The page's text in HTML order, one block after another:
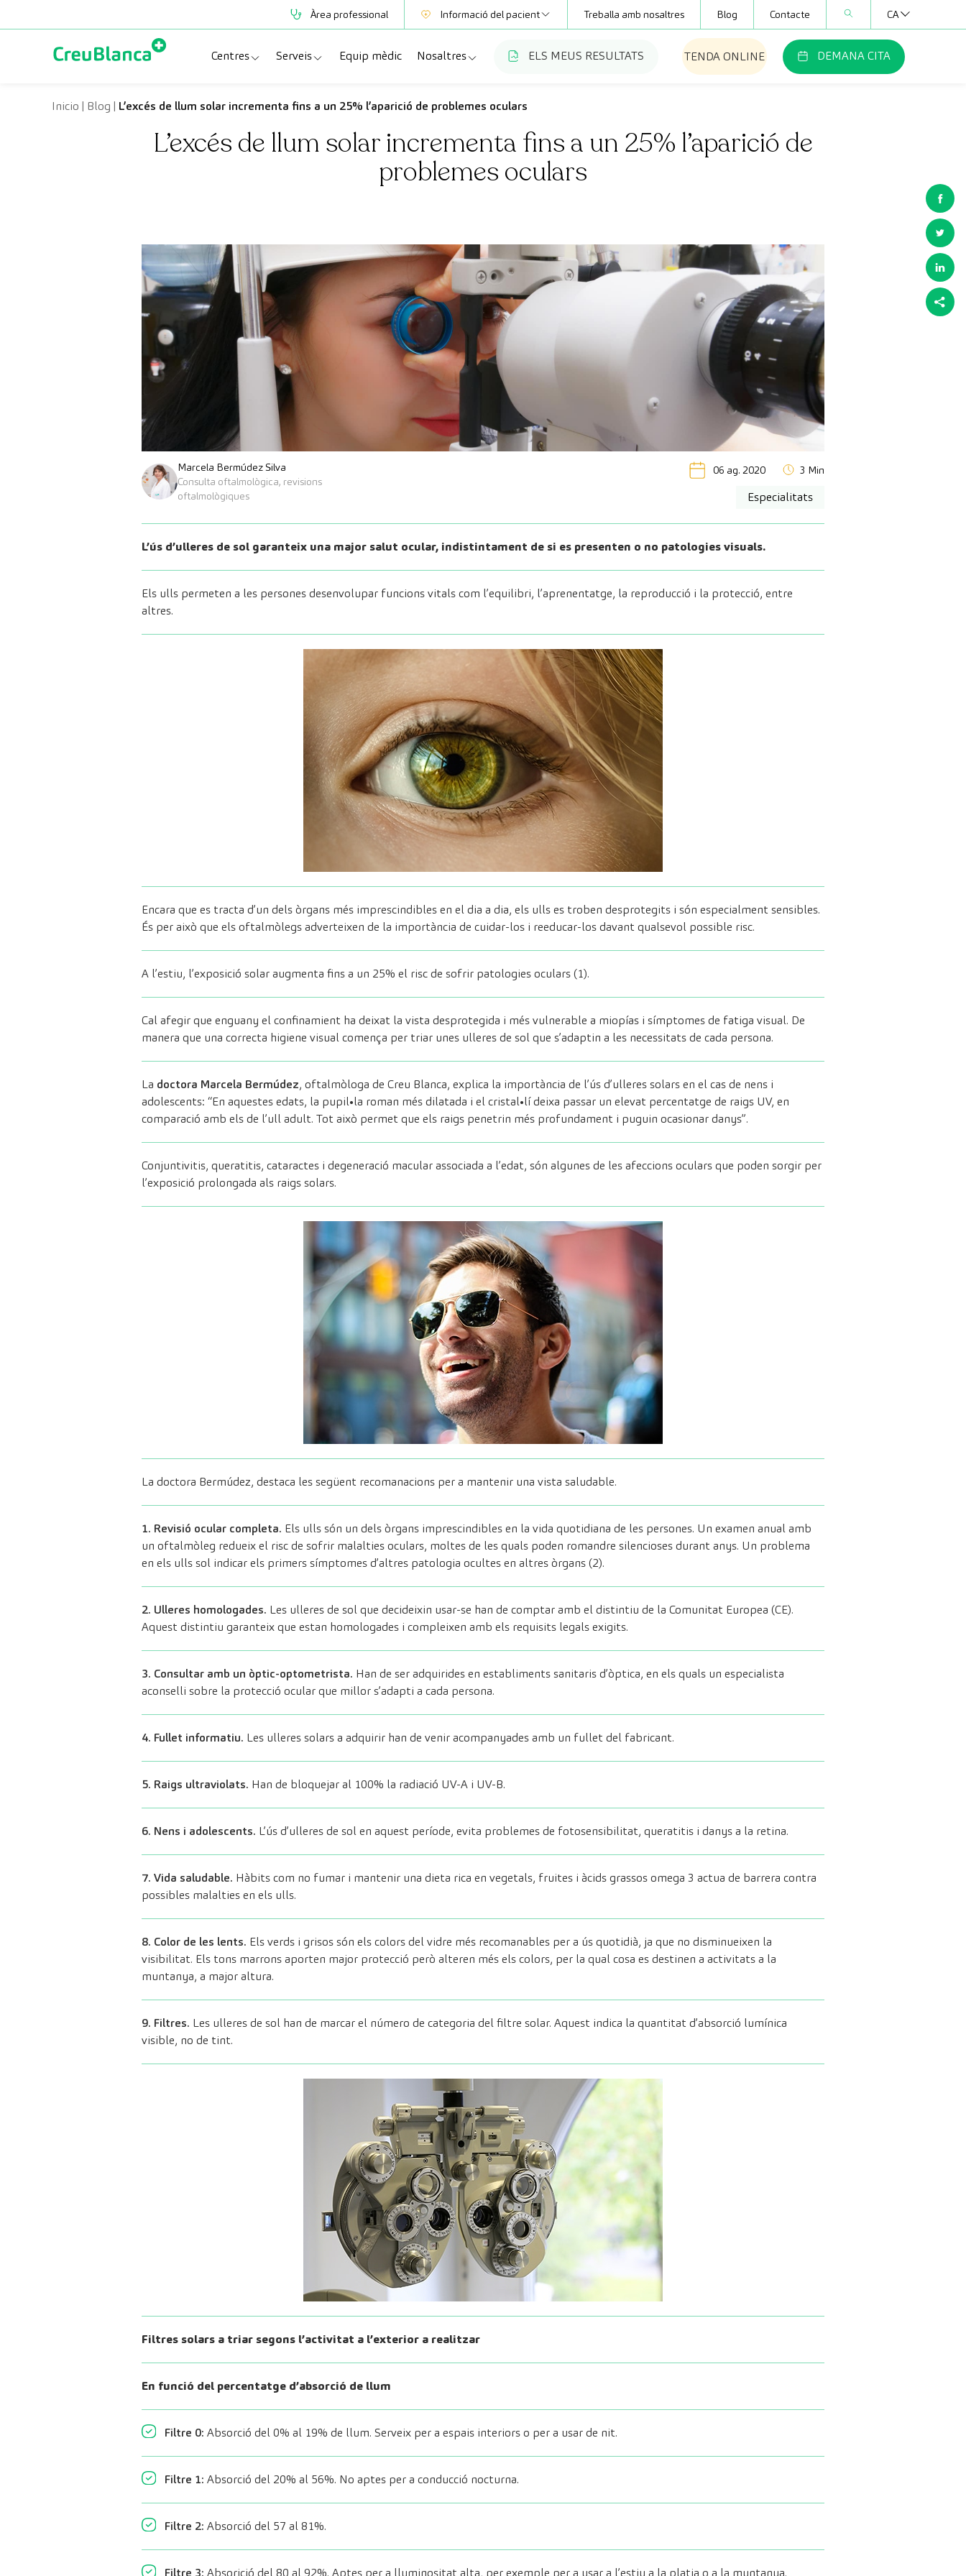
Àrea professional Informació del pacient
Mútues
Treballa amb nosaltres Blog Contacte CA
Centres
Clínica CreuBlanca
CreuBlanca Tarradellas
Centres Aragó
Serveis
Especialitats
Proves diagnòstiques
Revisions mèdiques
Equip mèdic Nosaltres
Qui som
Treballa amb nosaltres
Blog
Preguntes freqüents
ELS MEUS RESULTATS TENDA ONLINE DEMANA CITA
Inicio | Blog | L’excés de llum solar incrementa fins a un 25% l’aparició de problemes oculars
L’excés de llum solar incrementa fins a un 25% l’aparició de
problemes oculars
Marcela Bermúdez Silva
Consulta oftalmològica, revisions
oftalmològiques
06 ag. 2020 3 Min
Especialitats
L’ús d’ulleres de sol garanteix una major salut ocular, indistintament de si es presenten o no patologies visuals.
Els ulls permeten a les persones desenvolupar funcions vitals com l’equilibri, l’aprenentatge, la reproducció i la protecció, entre
altres.
Encara que es tracta d’un dels òrgans més imprescindibles en el dia a dia, els ulls es troben desprotegits i són especialment sensibles.
És per això que els oftalmòlegs adverteixen de la importància de cuidar-los i reeducar-los davant qualsevol possible risc.
A l’estiu, l’exposició solar augmenta fins a un 25% el risc de sofrir patologies oculars(1).
Cal afegir que enguany el confinamient ha deixat la vista desprotegida i més vulnerable a miopías i símptomes de fatiga visual. De
manera que una correcta higiene visual comença per triar unes ulleres de sol que s’adaptin a les necessitats de cada persona.
La doctora Marcela Bermúdez, oftalmòloga de Creu Blanca, explica la importància de l’ús d’ulleres solars en el cas de nens i
adolescents: “En aquestes edats, la pupil•la roman més dilatada i el cristal•lí deixa passar un elevat percentatge de raigs UV, en
comparació amb els de l’ull adult. Tot això permet que els raigs penetrin més profundament i puguin ocasionar danys”.
Conjuntivitis, queratitis, cataractes i degeneració macular associada a l’edat, són algunes de les afeccions oculars que poden sorgir per
l’exposició prolongada als raigs solars.
La doctora Bermúdez, destaca les següent recomanacions per a mantenir una vista saludable.
1. Revisió ocular completa. Els ulls són un dels òrgans imprescindibles en la vida quotidiana de les persones. Un examen anual amb
un oftalmòleg redueix el risc de sofrir malalties oculars, moltes de les quals poden romandre silencioses durant anys. Un problema
en els ulls sol indicar els primers símptomes d’altres patologia ocultes en altres òrgans(2).
2. Ulleres homologades. Les ulleres de sol que decideixin usar-se han de comptar amb el distintiu de la Comunitat Europea (CE).
Aquest distintiu garanteix que estan homologades i compleixen amb els requisits legals exigits.
3. Consultar amb un òptic-optometrista. Han de ser adquirides en establiments sanitaris d’òptica, en els quals un especialista
aconselli sobre la protecció ocular que millor s’adapti a cada persona.
4. Fullet informatiu. Les ulleres solars a adquirir han de venir acompanyades amb un fullet del fabricant.
5. Raigs ultraviolats. Han de bloquejar al 100% la radiació UV-A i UV-B.
6. Nens i adolescents. L’ús d’ulleres de sol en aquest període, evita problemes de fotosensibilitat, queratitis i danys a la retina.
7. Vida saludable. Hàbits com no fumar i mantenir una dieta rica en vegetals, fruites i àcids grassos omega 3 actua de barrera contra
possibles malalties en els ulls.
8. Color de les lents. Els verds i grisos són els colors del vidre més recomanables per a ús quotidià, ja que no disminueixen la
visibilitat. Els tons marrons aporten major protecció però alteren més els colors, per la qual cosa es destinen a activitats a la
muntanya, a major altura.
9. Filtres. Les ulleres de sol han de marcar el número de categoria del filtre solar. Aquest indica la quantitat d’absorció lumínica
visible, no de tint.
Filtres solars a triar segons l’activitat a l’exterior a realitzar
En funció del percentatge d’absorció de llum
Filtre 0: Absorció del 0% al 19% de llum. Serveix per a espais interiors o per a usar de nit.
Filtre 1: Absorció del 20% al 56%. No aptes per a conducció nocturna.
Filtre 2: Absorció del 57 al 81%.
Filtre 3: Absorició del 80 al 92%. Aptes per a lluminositat alta, per exemple per a usar a l’estiu a la platja o a la muntanya.